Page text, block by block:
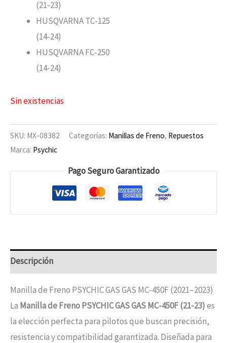
(21-23)
HUSQVARNA TC-125
(14-24)
HUSQVARNA FC-250
(14-24)
Sin existencias
SKU: MX-08382 Categorías: Manillas de Freno, Repuestos
Marca: Psychic
Pago Seguro Garantizado
Descripción
Manilla de Freno PSYCHIC GAS GAS MC-450F (2021–2023)
La Manilla de Freno PSYCHIC GAS GAS MC-450F (21-23)es
la elección perfecta para pilotos que buscan precisión,
resistencia y compatibilidad garantizada. Diseñada para